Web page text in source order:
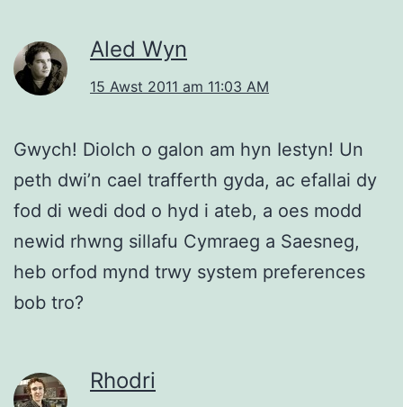
Aled Wyn
15 Awst 2011 am 11:03 AM
Gwych! Diolch o galon am hyn Iestyn! Un
peth dwi’n cael trafferth gyda, ac efallai dy
fod di wedi dod o hyd i ateb, a oes modd
newid rhwng sillafu Cymraeg a Saesneg,
heb orfod mynd trwy system preferences
bob tro?
Rhodri